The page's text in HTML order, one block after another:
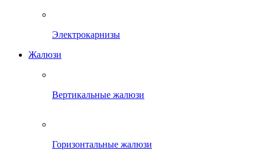
Электрокарнизы
Жалюзи
Вертикальные жалюзи
Горизонтальные жалюзи